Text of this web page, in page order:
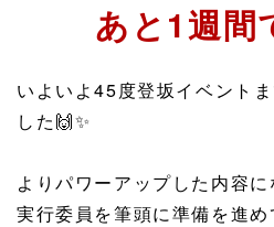
あと1週間
いよいよ45度登坂イベント
した🙌✨
よりパワーアップした内容
実行委員を筆頭に準備を進め